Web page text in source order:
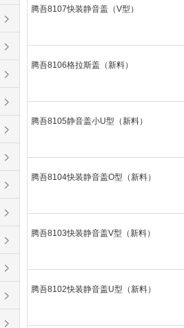
腾吾8107快装静音盖（V型）
腾吾8106格拉斯盖（新料）
腾吾8105静音盖小U型（新料）
腾吾8104快装静音盖O型（新料）
腾吾8103快装静音盖V型（新料）
腾吾8102快装静音盖U型（新料）